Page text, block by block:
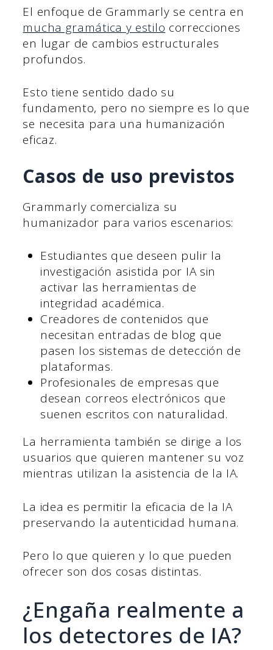
El enfoque de Grammarly se centra en
mucha gramática y estilo correcciones
en lugar de cambios estructurales
profundos.
Esto tiene sentido dado su
fundamento, pero no siempre es lo que
se necesita para una humanización
eficaz.
Casos de uso previstos
Grammarly comercializa su
humanizador para varios escenarios:
Estudiantes que deseen pulir la
investigación asistida por IA sin
activar las herramientas de
integridad académica.
Creadores de contenidos que
necesitan entradas de blog que
pasen los sistemas de detección de
plataformas.
Profesionales de empresas que
desean correos electrónicos que
suenen escritos con naturalidad.
La herramienta también se dirige a los
usuarios que quieren mantener su voz
mientras utilizan la asistencia de la IA.
La idea es permitir la eficacia de la IA
preservando la autenticidad humana.
Pero lo que quieren y lo que pueden
ofrecer son dos cosas distintas.
¿Engaña realmente a
los detectores de IA?